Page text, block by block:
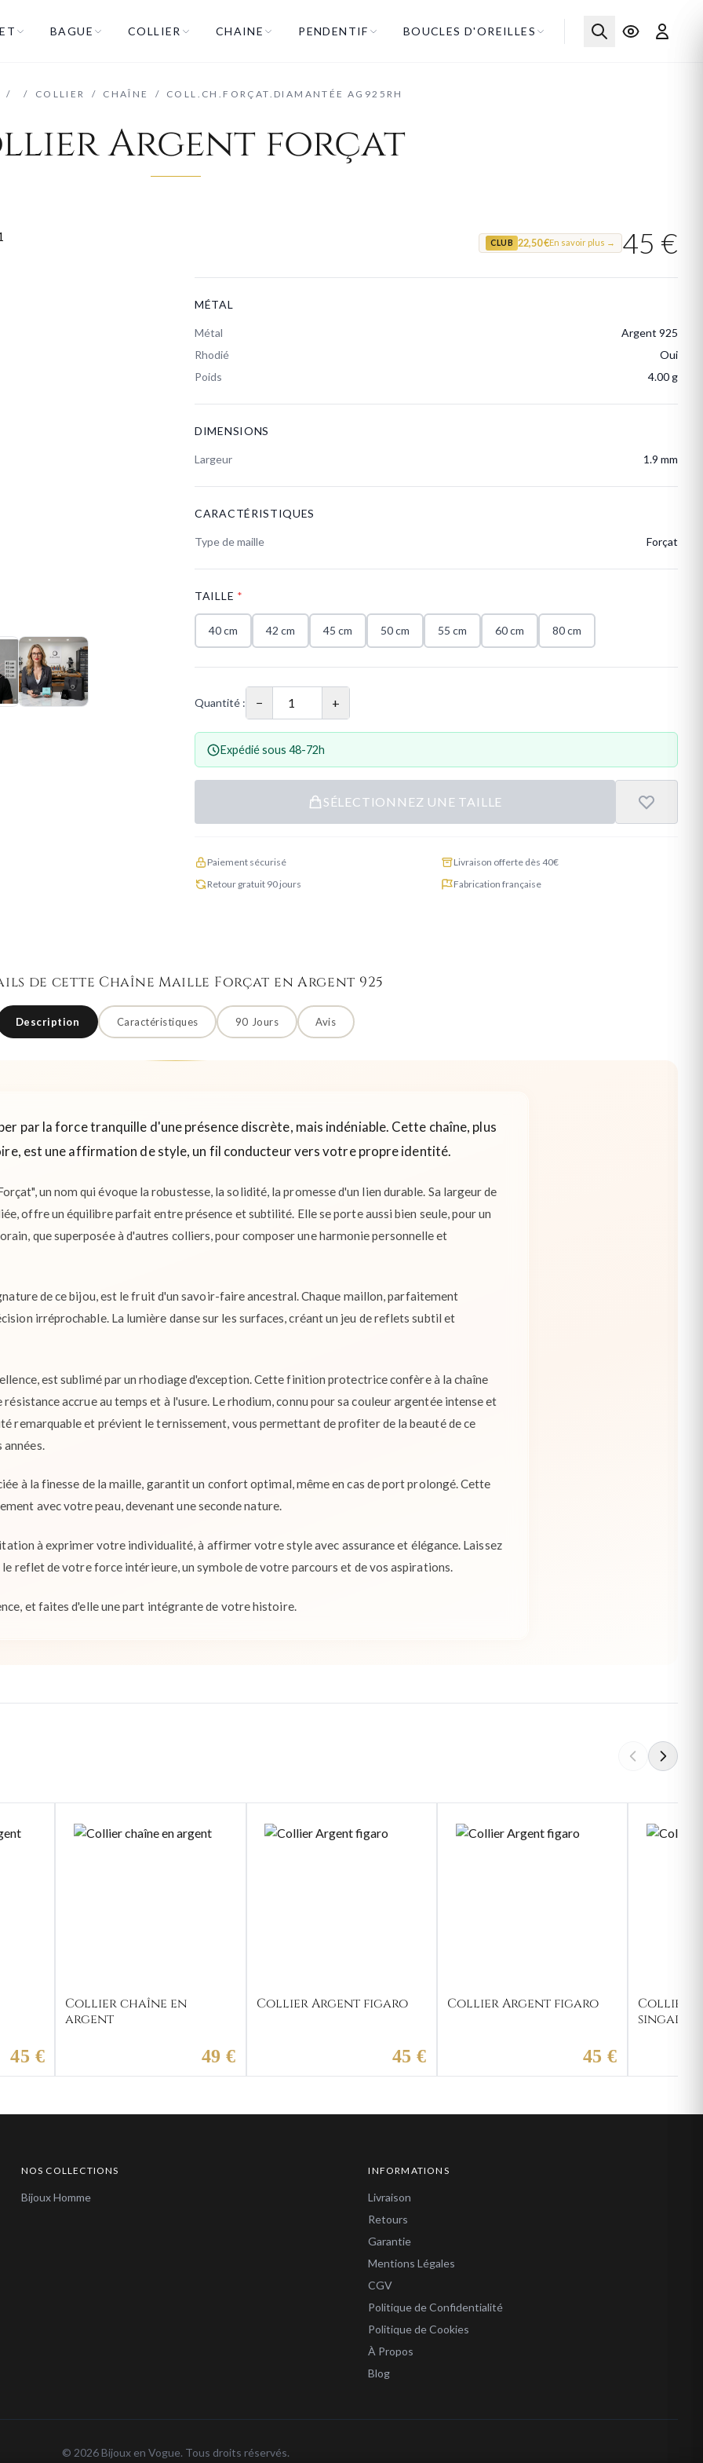
BAGUE COLLIER CHAINE PENDENTIF BOUCLES D'OREILLES
/ / COLLIER / CHAÎNE / COLL.CH.FORÇAT.DIAMANTÉE AG925RH
Argent forçat
CLUB 22,50 €En savoir plus → 45 €
MÉTAL
Métal
Argent 925
Rhodié
Oui
Poids
4.00 g
DIMENSIONS
Largeur 1.9 mm
CARACTÉRISTIQUES
Type de maille Forçat
TAILLE *
40 cm 42 cm 45 cm 50 cm 55 cm 60 cm 80 cm
Quantité : − +
Expédié sous 48-72h
SÉLECTIONNEZ UNE TAILLE
Paiement sécurisé
Livraison offerte dès 40€
Retour gratuit 90 jours
Fabrication française
de cette Chaîne Maille Forçat en Argent 925
Description Caractéristiques 90 Jours Avis
par la force tranquille d'une présence discrète, mais indéniable. Cette chaîne, plus
est une affirmation de style, un fil conducteur vers votre propre identité.
un nom qui évoque la robustesse, la solidité, la promesse d'un lien durable. Sa largeur de
offre un équilibre parfait entre présence et subtilité. Elle se porte aussi bien seule, pour un
que superposée à d'autres colliers, pour composer une harmonie personnelle et
de ce bijou, est le fruit d'un savoir-faire ancestral. Chaque maillon, parfaitement
irréprochable. La lumière danse sur les surfaces, créant un jeu de reflets subtil et
est sublimé par un rhodiage d'exception. Cette finition protectrice confère à la chaîne
accrue au temps et à l'usure. Le rhodium, connu pour sa couleur argentée intense et
remarquable et prévient le ternissement, vous permettant de profiter de la beauté de ce
années.
à la finesse de la maille, garantit un confort optimal, même en cas de port prolongé. Cette
avec votre peau, devenant une seconde nature.
à exprimer votre individualité, à affirmer votre style avec assurance et élégance. Laissez
reflet de votre force intérieure, un symbole de votre parcours et de vos aspirations.
et faites d'elle une part intégrante de votre histoire.
45 €
Collier chaîne en
argent
49 €
Collier Argent figaro
45 €
Collier Argent figaro
45 €
Collier
NOS COLLECTIONS
Bijoux Homme
INFORMATIONS
Livraison
Retours
Garantie
Mentions Légales
CGV
Politique de Confidentialité
Politique de Cookies
À Propos
Blog
© 2026 Bijoux en Vogue. Tous droits réservés.